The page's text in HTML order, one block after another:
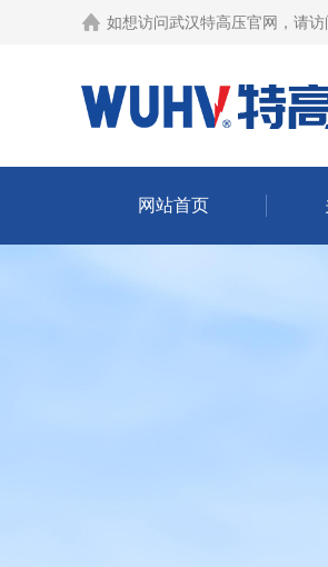
如想访问武汉特高压官网，请访
网站首页